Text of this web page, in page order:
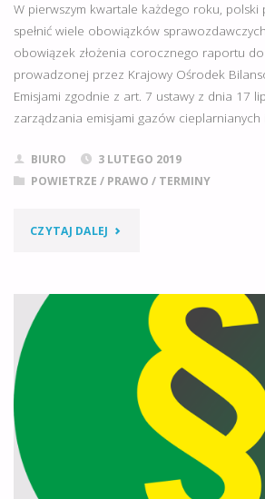
W pierwszym kwartale każdego roku, polski
spełnić wiele obowiązków
obowiązek złożenia corocznego raportu
prowadzonej przez Krajowy Ośrodek
Emisjami zgodnie z art. 7 ustawy z dnia 17
zarządzania emisjami gazów
BIURO
3 LUTEGO 2019
POWIETRZE / PRAWO / TERMINY
CZYTAJ DALEJ "OBOWIĄZEK
RAPORTU
KOBIZE
LUTEGO"